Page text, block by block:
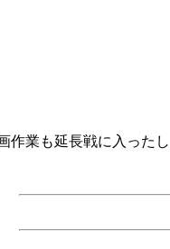
作業も延長戦に入った